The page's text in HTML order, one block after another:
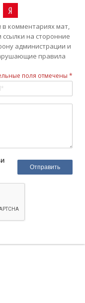
комментариях мат,
ссылки на сторонние
администрации и
правила
поля отмечены *